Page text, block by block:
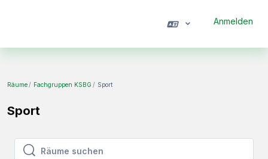
Anmelden
Räume Fachgruppen KSBG Sport
Sport
Räume suchen